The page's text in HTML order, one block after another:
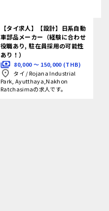
【タイ求人】【設計】日系自動
車部品メーカー（経験に合わせ
役職あり, 駐在員採用の可能性
あり！）
80,000 〜 150,000 (THB)
タイ /Rojana Industrial
Park, Ayutthaya,Nakhon
Ratchasimaの求人です。